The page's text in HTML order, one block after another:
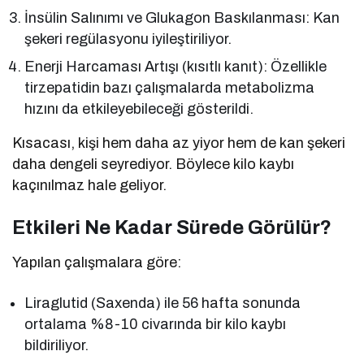
İnsülin Salınımı ve Glukagon Baskılanması: Kan
şekeri regülasyonu iyileştiriliyor.
Enerji Harcaması Artışı (kısıtlı kanıt): Özellikle
tirzepatidin bazı çalışmalarda metabolizma
hızını da etkileyebileceği gösterildi.
Kısacası, kişi hem daha az yiyor hem de kan şekeri
daha dengeli seyrediyor. Böylece kilo kaybı
kaçınılmaz hale geliyor.
Etkileri Ne Kadar Sürede Görülür?
Yapılan çalışmalara göre:
Liraglutid (Saxenda) ile 56 hafta sonunda
ortalama %8-10 civarında bir kilo kaybı
bildiriliyor.